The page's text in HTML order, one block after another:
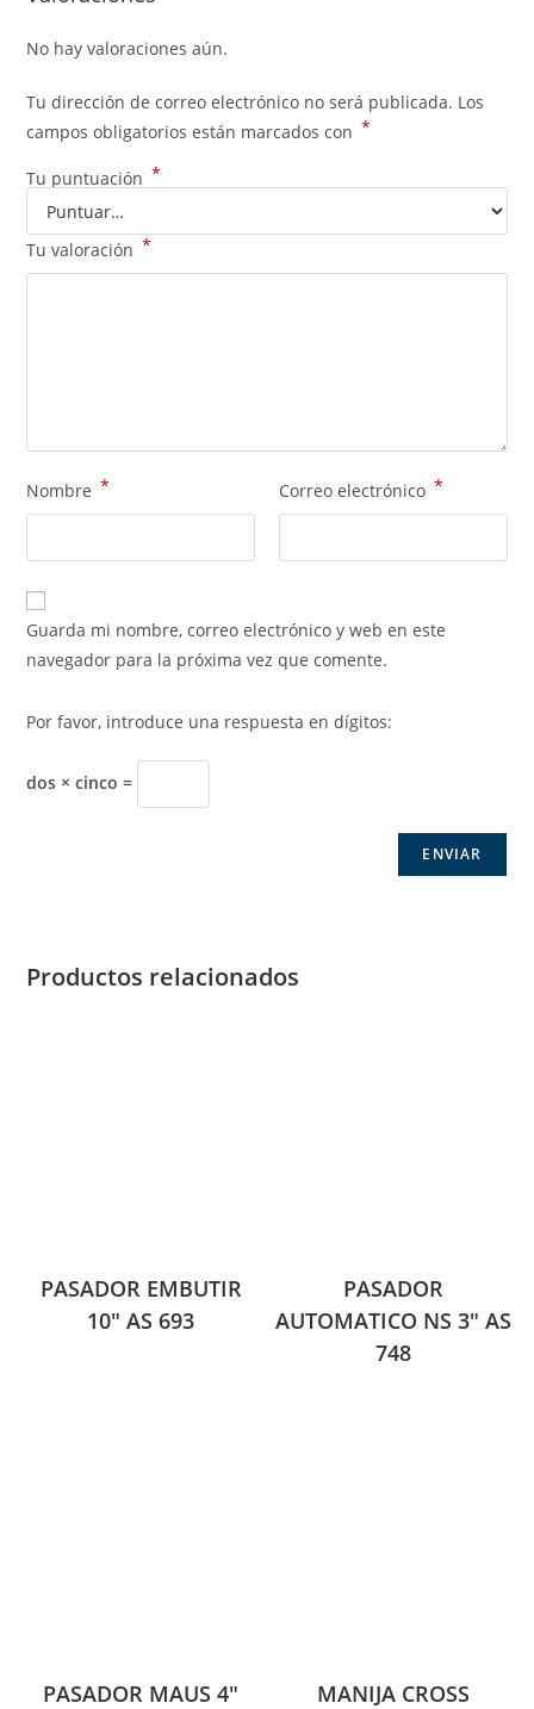
No hay valoraciones aún.
Tu dirección de correo electrónico no será publicada. Los
campos obligatorios están marcados con *
Tu puntuación *
Tu valoración *
Nombre * Correo electrónico *
Guarda mi nombre, correo electrónico y web en este
navegador para la próxima vez que comente.
Por favor, introduce una respuesta en dígitos:
dos × cinco =
Productos relacionados
PASADOR EMBUTIR
10″ AS 693
PASADOR
AUTOMATICO NS 3″ AS
748
PASADOR MAUS 4″
MANIJA CROSS